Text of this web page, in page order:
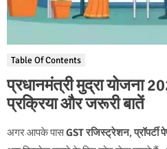
Table Of Contents
प्रधानमंत्री मुद्रा
प्रक्रिया और जरूरी बातें
अगर आपके पासGST रजिस्ट्रेशन,प्रॉपर्टी